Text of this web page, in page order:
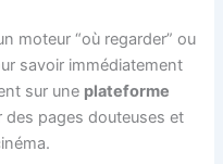
moteur “où regarder” ou
savoir immédiatement
sur une plateforme
des pages douteuses et